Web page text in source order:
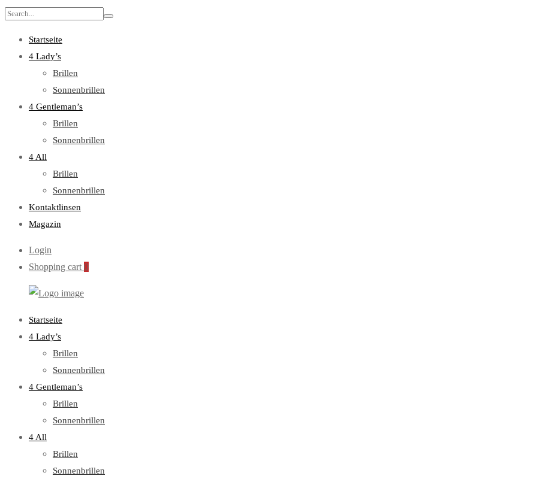
Search
Startseite
4 Lady’s
Brillen
Sonnenbrillen
4 Gentleman’s
Brillen
Sonnenbrillen
4 All
Brillen
Sonnenbrillen
Kontaktlinsen
Magazin
Login
Shopping cart 0
Primary
Menu
Startseite
4 Lady’s
Brillen
Sonnenbrillen
4 Gentleman’s
Brillen
Sonnenbrillen
4 All
Brillen
Sonnenbrillen